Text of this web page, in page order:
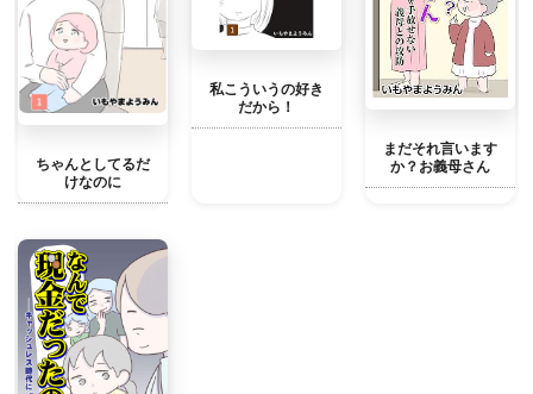
ちゃんとしてるだ
けなのに
私こういうの好き
だから！
まだそれ言います
か？お義母さん